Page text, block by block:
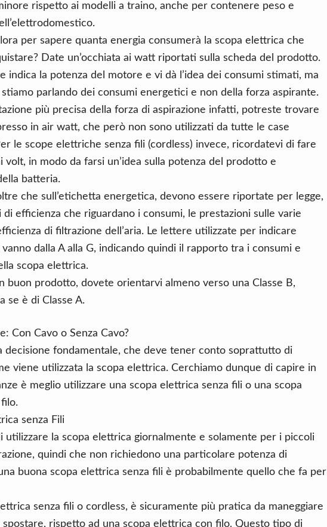
rispetto ai modelli a traino, anche per contenere peso e
per sapere quanta energia consumerà la scopa elettrica che
Date un’occhiata ai watt riportati sulla scheda del prodotto.
indica la potenza del motore e vi dà l’idea dei consumi stimati, ma
parlando dei consumi energetici e non della forza aspirante.
più precisa della forza di aspirazione infatti, potreste trovare
in air watt, che però non sono utilizzati da tutte le case
le scope elettriche senza fili (cordless) invece, ricordatevi di fare
volt, in modo da farsi un’idea sulla potenza del prodotto e
batteria.
che sull’etichetta energetica, devono essere riportate per legge,
di efficienza che riguardano i consumi, le prestazioni sulle varie
di filtrazione dell’aria. Le lettere utilizzate per indicare
dalla A alla G, indicando quindi il rapporto tra i consumi e
scopa elettrica.
buon prodotto, dovete orientarvi almeno verso una Classe B,
se è di Classe A.
Con Cavo o Senza Cavo?
decisione fondamentale, che deve tener conto soprattutto di
viene utilizzata la scopa elettrica. Cerchiamo dunque di capire in
è meglio utilizzare una scopa elettrica senza fili o una scopa
senza Fili
utilizzare la scopa elettrica giornalmente e solamente per i piccoli
quindi che non richiedono una particolare potenza di
buona scopa elettrica senza fili è probabilmente quello che fa per
senza fili o cordless, è sicuramente più pratica da maneggiare
spostare, rispetto ad una scopa elettrica con filo. Questo tipo di